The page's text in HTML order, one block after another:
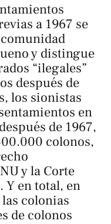
a 1967 se
y distingue
“ilegales”
después de
los sionistas
en
de 1967,
colonos,
y la Corte
Y en total, en
colonias
de colonos